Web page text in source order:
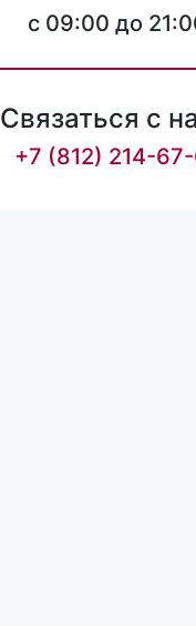
c 09:00 до
Связаться с
+7 (812) 214-